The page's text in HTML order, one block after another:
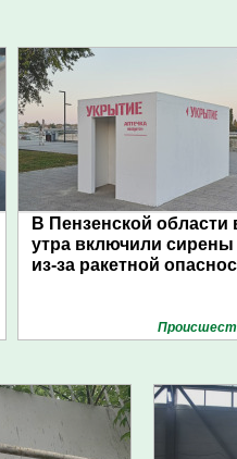
В Пензенской области
утра включили сирены
из-за ракетной